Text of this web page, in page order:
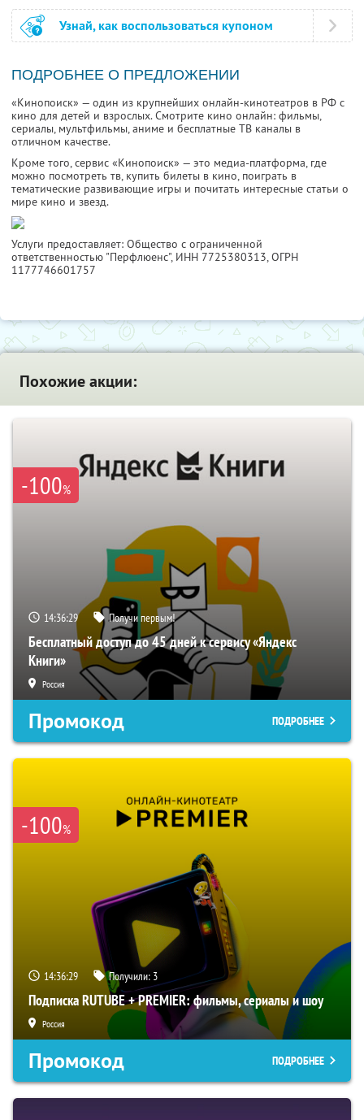
Узнай, как воспользоваться купоном
ПОДРОБНЕЕ О ПРЕДЛОЖЕНИИ
«Кинопоиск» — один из крупнейших онлайн-кинотеатров в РФ с
кино для детей и взрослых. Смотрите кино онлайн: фильмы,
сериалы, мультфильмы, аниме и бесплатные ТВ каналы в
отличном качестве.
Кроме того, сервис «Кинопоиск» — это медиа-платформа, где
можно посмотреть тв, купить билеты в кино, поиграть в
тематические развивающие игры и почитать интересные статьи о
мире кино и звезд.
Услуги предоставляет: Общество с ограниченной
ответственностью "Перфлюенс", ИНН 7725380313, ОГРН
1177746601757
Похожие акции:
-100%
14:36:29 Получи первым!
Бесплатный доступ до 45 дней к сервису «Яндекс
Книги»
Россия
Промокод ПОДРОБНЕЕ
-100%
14:36:29 Получили: 3
Подписка RUTUBE + PREMIER: фильмы, сериалы и шоу
Россия
Промокод ПОДРОБНЕЕ